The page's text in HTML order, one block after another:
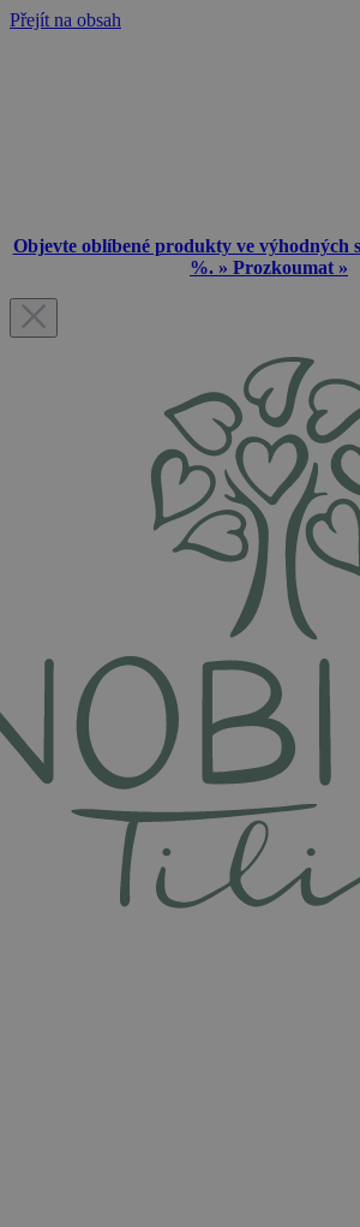
Přejít na obsah
Objevte oblíbené produkty ve výhodných
%. » Prozkoumat »